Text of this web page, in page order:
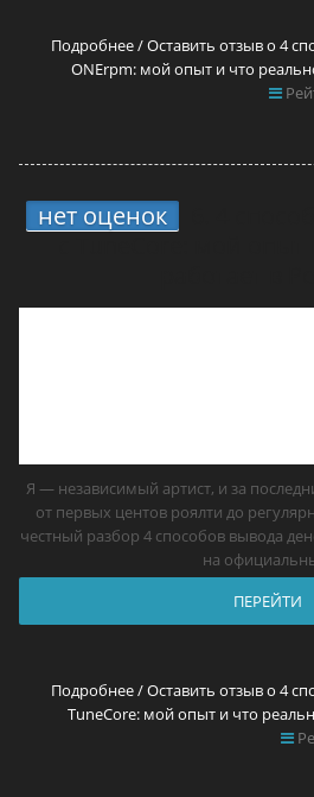
Подробнее / Оставить отзыв о 4
ONErpm: мой опыт и что
нет оценок
Я — независимый артист, и за
от первых центов роялти до
честный разбор 4 способов вывода
на
ПЕРЕЙТИ
Подробнее / Оставить отзыв о 4
TuneCore: мой опыт и что